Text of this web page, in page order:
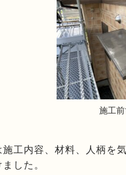
施工前
施工内容、材料、人柄を
した。